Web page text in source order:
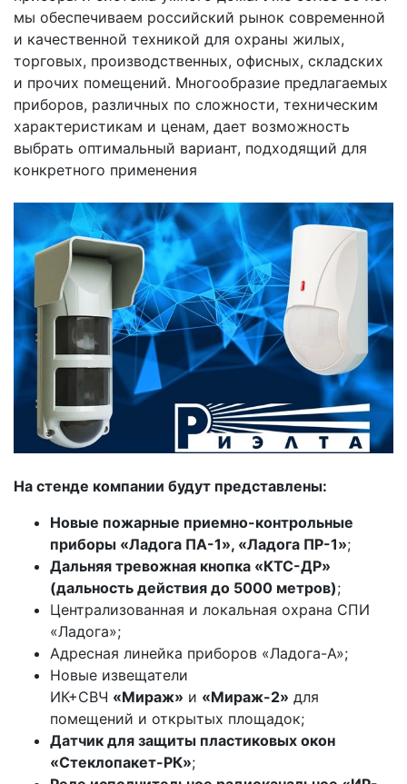
мы обеспечиваем российский рынок современной
и качественной техникой для охраны жилых,
торговых, производственных, офисных, складских
и прочих помещений. Многообразие предлагаемых
приборов, различных по сложности, техническим
характеристикам и ценам, дает возможность
выбрать оптимальный вариант, подходящий для
конкретного применения
На стенде компании будут представлены:
Новые пожарные приемно-контрольные
приборы «Ладога ПА-1», «Ладога ПР-1»;
Дальняя тревожная кнопка «КТС-ДР»
(дальность действия до 5000 метров);
Централизованная и локальная охрана СПИ
«Ладога»;
Адресная линейка приборов «Ладога-А»;
Новые извещатели
ИК+СВЧ «Мираж» и «Мираж-2» для
помещений и открытых площадок;
Датчик для защиты пластиковых окон
«Стеклопакет-РК»;